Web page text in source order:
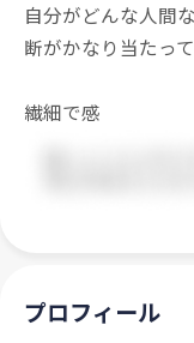
自分がどんな人間
断がかなり当たっ
繊細で感
プロフィール